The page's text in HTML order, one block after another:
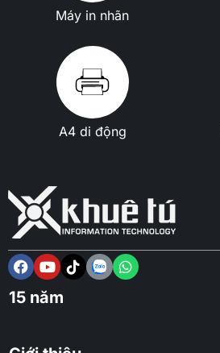
Máy in nhãn
A4 di động
15 năm